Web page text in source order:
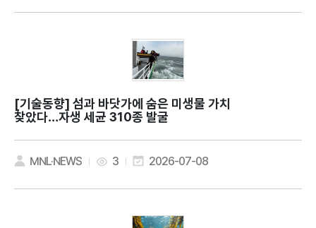
[기술동향]
찾았다…자생 세균 310종 발굴
MNL·NEWS 3 2026-07-08